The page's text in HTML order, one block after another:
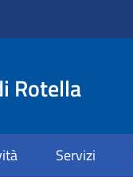
Rotella
Servizi